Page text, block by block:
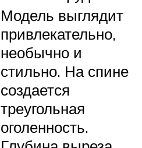
Модель выглядит
привлекательно,
необычно и
стильно. На спине
создается
треугольная
оголенность.